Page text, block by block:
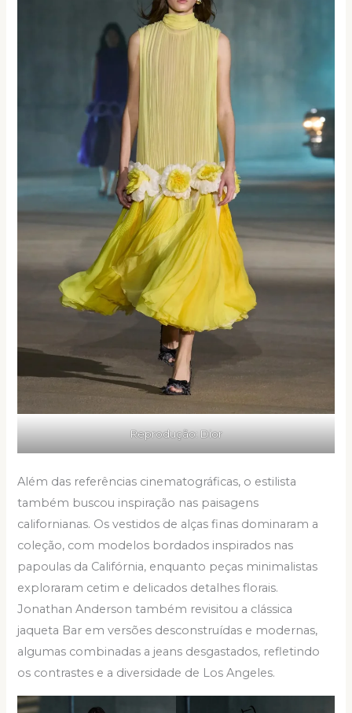
Reprodução: Dior
Além das referências cinematográficas, o estilista
também buscou inspiração nas paisagens
californianas. Os vestidos de alças finas dominaram a
coleção, com modelos bordados inspirados nas
papoulas da Califórnia, enquanto peças minimalistas
exploraram cetim e delicados detalhes florais.
Jonathan Anderson também revisitou a clássica
jaqueta Bar em versões desconstruídas e modernas,
algumas combinadas a jeans desgastados, refletindo
os contrastes e a diversidade de Los Angeles.